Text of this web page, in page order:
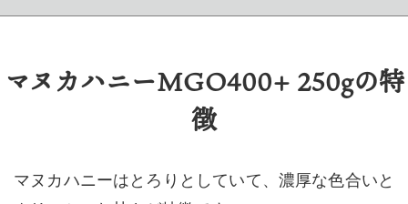
マヌカハニーMGO400+ 250gの特
徴
マヌカハニーはとろりとしていて、濃厚な色合いと